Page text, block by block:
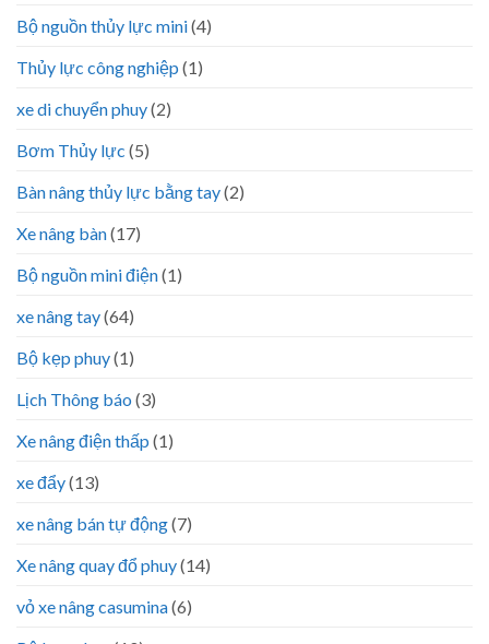
Bộ nguồn thủy lực mini(4)
Thủy lực công nghiệp (1)
xe di chuyển phuy(2)
Bơm Thủy lực (5)
Bàn nâng thủy lực bằng tay(2)
Xe nâng bàn(17)
Bộ nguồn mini điện(1)
xe nâng tay(64)
Bộ kẹp phuy(1)
Lịch Thông báo (3)
Xe nâng điện thấp (1)
xe đẩy(13)
xe nâng bán tự động(7)
Xe nâng quay đổ phuy(14)
vỏ xe nâng casumina(6)